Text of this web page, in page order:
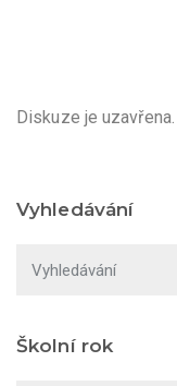
Diskuze je uzavřena.
Vyhledávání
Školní rok